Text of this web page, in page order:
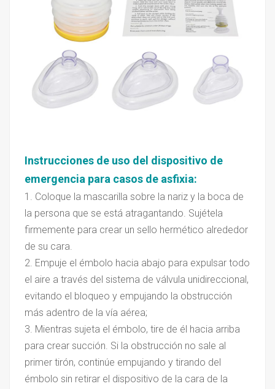
Instrucciones de uso del dispositivo de
emergencia para casos de asfixia:
1. Coloque la mascarilla sobre la nariz y la boca de
la persona que se está atragantando. Sujétela
firmemente para crear un sello hermético alrededor
de su cara.
2. Empuje el émbolo hacia abajo para expulsar todo
el aire a través del sistema de válvula unidireccional,
evitando el bloqueo y empujando la obstrucción
más adentro de la vía aérea;
3. Mientras sujeta el émbolo, tire de él hacia arriba
para crear succión. Si la obstrucción no sale al
primer tirón, continúe empujando y tirando del
émbolo sin retirar el dispositivo de la cara de la